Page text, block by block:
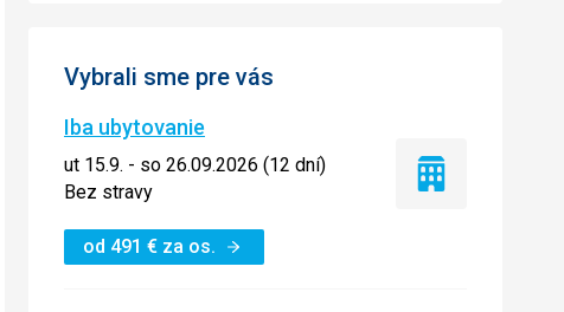
Vybrali sme pre vás
Iba ubytovanie
ut 15.9. - so 26.09.2026 (12 dní)
Bez stravy
od 491 € za os.
Iba